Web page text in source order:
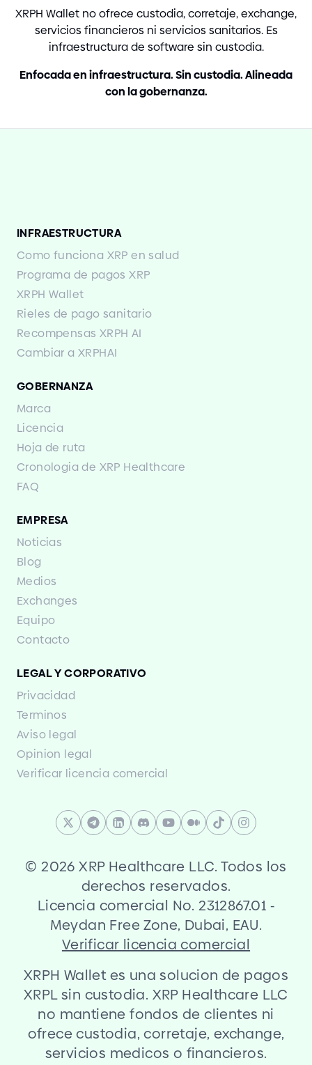
XRPH Wallet no ofrece custodia, corretaje, exchange,
servicios financieros ni servicios sanitarios. Es
infraestructura de software sin custodia.
Enfocada en infraestructura. Sin custodia. Alineada
con la gobernanza.
INFRAESTRUCTURA
Como funciona XRP en salud
Programa de pagos XRP
XRPH Wallet
Rieles de pago sanitario
Recompensas XRPH AI
Cambiar a XRPHAI
GOBERNANZA
Marca
Licencia
Hoja de ruta
Cronologia de XRP Healthcare
FAQ
EMPRESA
Noticias
Blog
Medios
Exchanges
Equipo
Contacto
LEGAL Y CORPORATIVO
Privacidad
Terminos
Aviso legal
Opinion legal
Verificar licencia comercial
© 2026 XRP Healthcare LLC. Todos los
derechos reservados.
Licencia comercial No. 2312867.01 -
Meydan Free Zone, Dubai, EAU.
Verificar licencia comercial
XRPH Wallet es una solucion de pagos
XRPL sin custodia. XRP Healthcare LLC
no mantiene fondos de clientes ni
ofrece custodia, corretaje, exchange,
servicios medicos o financieros.